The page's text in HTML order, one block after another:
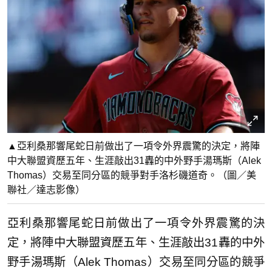
▲亞利桑那響尾蛇日前做出了一項令外界震驚的決定，將陣
中大聯盟資歷五年、生涯敲出31轟的中外野手湯瑪斯（Alek
Thomas）交易至同分區的競爭對手洛杉磯道奇。（圖／美
聯社／達志影像）
亞利桑那響尾蛇日前做出了一項令外界震驚的決
定，將陣中大聯盟資歷五年、生涯敲出31轟的中外
野手湯瑪斯（Alek Thomas）交易至同分區的競爭